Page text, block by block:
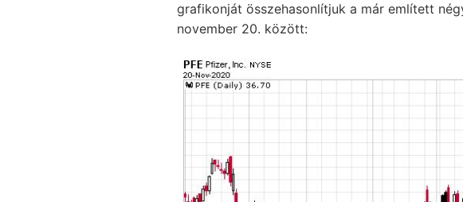
grafikonját összehasonlítjuk a már említett
november 20. között: